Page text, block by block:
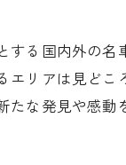
する国内外の名
リアは見どこ
たな発見や感動